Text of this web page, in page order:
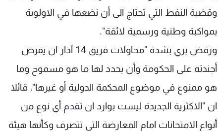
وقضية النفط التي تحتاج الى أن نضعها في الاولوية
بمواكبة وطنية ورسمية لائقة".
ورفض بري بشدة "محاولات فريق 14 آذار ان يفرض
أجندته على الحكومة وأن يحدد لها ما هو مسموح وما
هو ممنوع في موضوع المحكمة الدولية أو غيرها"، قائلا
ان "الاكثرية الجديدة ليست بوارد ان تقدم أي نوع من
أنواع الامتحانات امام المعارضة التي تتصرف وكأنها هيئة